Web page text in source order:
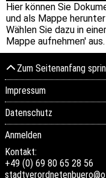
Hier können Sie
und als Mappe
Wählen Sie dazu in
Mappe aufnehmen' aus.
Zum Seitenanfang
Impressum
Datenschutz
Anmelden
Kontakt:
+49 (0) 69 80 65 28 56